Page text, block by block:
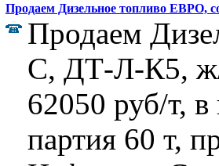
Продаем Дизельное топливо ЕВРО,
Продаем
C, ДТ-Л-К5, ж/
62050 руб/т,
партия 60 т,